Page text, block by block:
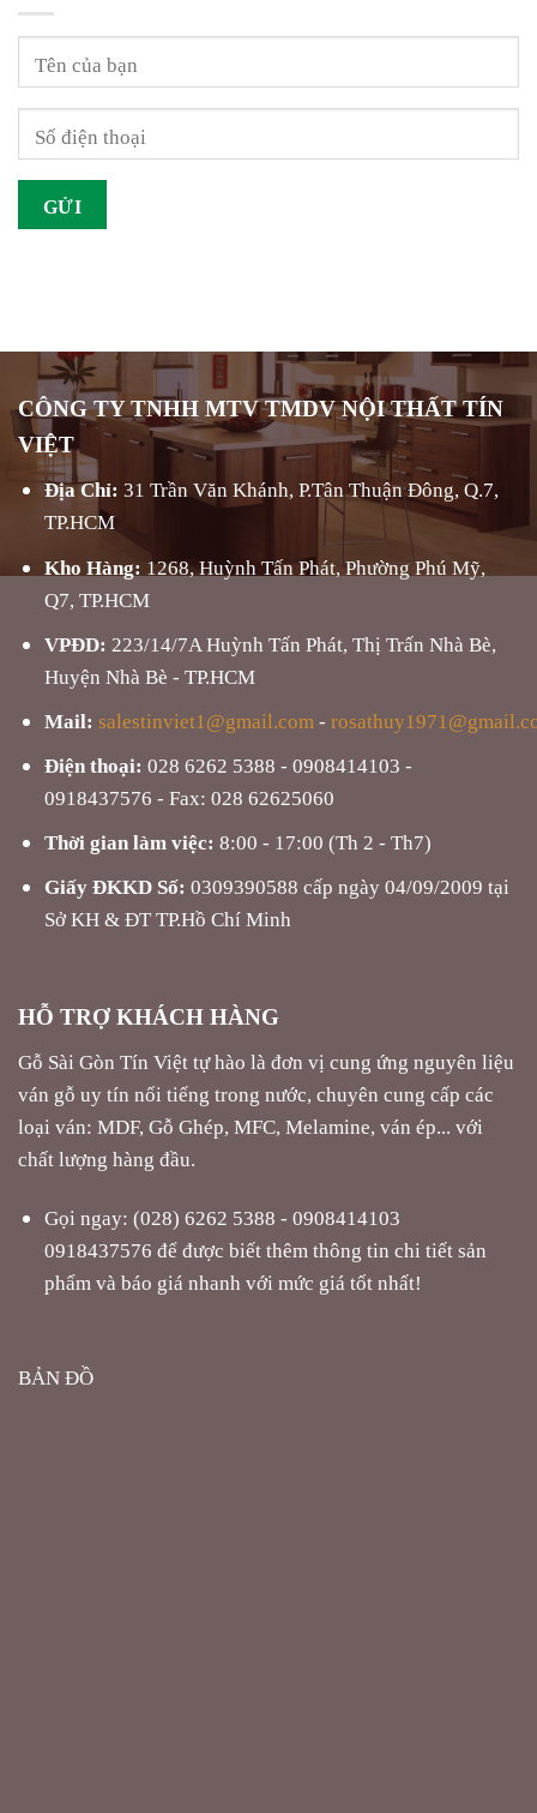
CÔNG TY TNHH MTV TMDV NỘI THẤT TÍN
VIỆT
Địa Chỉ: 31 Trần Văn Khánh, P.Tân Thuận Đông, Q.7,
TP.HCM
Kho Hàng: 1268, Huỳnh Tấn Phát, Phường Phú Mỹ,
Q7, TP.HCM
VPĐD: 223/14/7A Huỳnh Tấn Phát, Thị Trấn Nhà Bè,
Huyện Nhà Bè - TP.HCM
Mail: salestinviet1@gmail.com -
Điện thoại: 028 6262 5388 - 0908414103 -
0918437576 - Fax: 028 62625060
Thời gian làm việc: 8:00 - 17:00 (Th 2 - Th7)
Giấy ĐKKD Số: 0309390588 cấp ngày 04/09/2009 tại
Sở KH & ĐT TP.Hồ Chí Minh
HỖ TRỢ KHÁCH HÀNG
Gỗ Sài Gòn Tín Việt tự hào là đơn vị cung ứng nguyên liệu
ván gỗ uy tín nổi tiếng trong nước, chuyên cung cấp các
loại ván: MDF, Gỗ Ghép, MFC, Melamine, ván ép... với
chất lượng hàng đầu.
Gọi ngay: (028) 6262 5388 - 0908414103
0918437576 để được biết thêm thông tin chi tiết sản
phẩm và báo giá nhanh với mức giá tốt nhất!
BẢN ĐỒ